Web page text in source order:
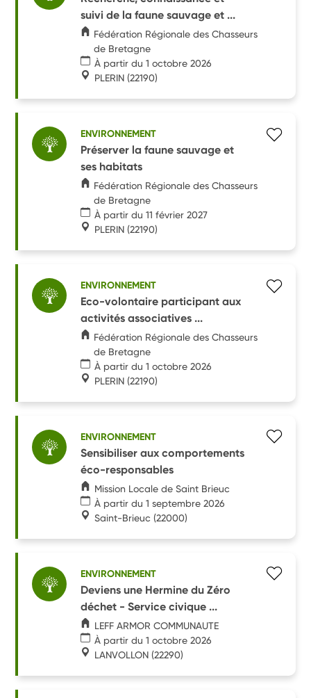
suivi de la faune sauvage et ...
Fédération Régionale des Chasseurs
de Bretagne
À partir du 1 octobre 2026
PLERIN (22190)
ENVIRONNEMENT
Préserver la faune sauvage et
ses habitats
Fédération Régionale des Chasseurs
de Bretagne
À partir du 11 février 2027
PLERIN (22190)
ENVIRONNEMENT
Eco-volontaire participant aux
activités associatives ...
Fédération Régionale des Chasseurs
de Bretagne
À partir du 1 octobre 2026
PLERIN (22190)
ENVIRONNEMENT
Sensibiliser aux comportements
éco-responsables
Mission Locale de Saint Brieuc
À partir du 1 septembre 2026
Saint-Brieuc (22000)
ENVIRONNEMENT
Deviens une Hermine du Zéro
déchet - Service civique ...
LEFF ARMOR COMMUNAUTE
À partir du 1 octobre 2026
LANVOLLON (22290)